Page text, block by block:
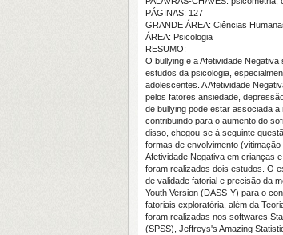
PÁGINAS: 127
GRANDE ÁREA: Ciências
ÁREA: Psicologia
RESUMO:
O bullying e a Afetividade
estudos da psicologia,
adolescentes. A Afetividade
pelos fatores ansiedade,
de bullying pode estar associada a
contribuindo para o aumento do
disso, chegou-se à seguinte
formas de envolvimento
Afetividade Negativa em crianças
foram realizados dois estudos. O
de validade fatorial e precisão da
Youth Version (DASS-Y) para o
fatoriais exploratória, além da
foram realizadas nos softwares
(SPSS), Jeffreys's Amazing